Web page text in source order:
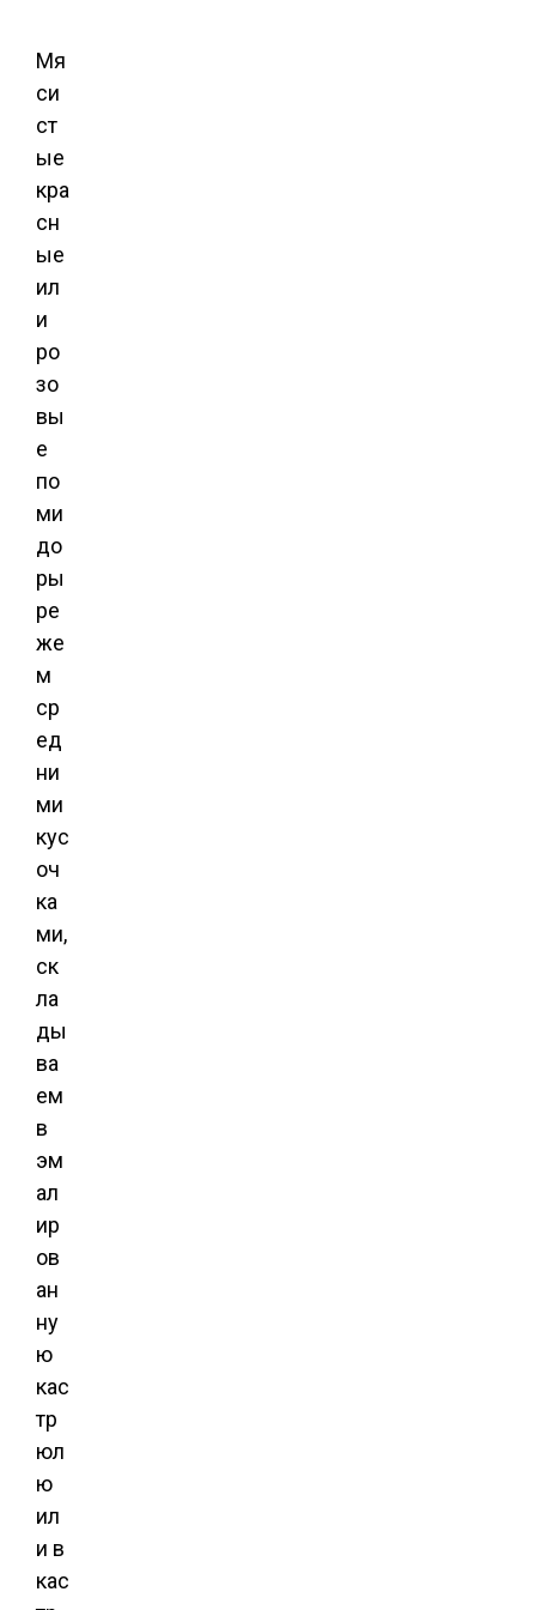
Мя
си
ст
ые
кра
сн
ые
ил
и
ро
зо
вы
е
по
ми
до
ры
ре
же
м
ср
ед
ни
ми
кус
оч
ка
ми,
ск
ла
ды
ва
ем
в
эм
ал
ир
ов
ан
ну
ю
кас
тр
юл
ю
ил
и в
кас